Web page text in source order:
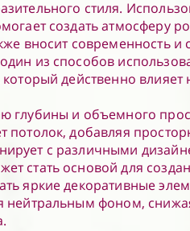
стиля.
создать атмосферу
вносит современность и
из способов
который действенно
глубины и объемного
потолок, добавляя
с различными
стать основой для
яркие декоративные
нейтральным фоном,